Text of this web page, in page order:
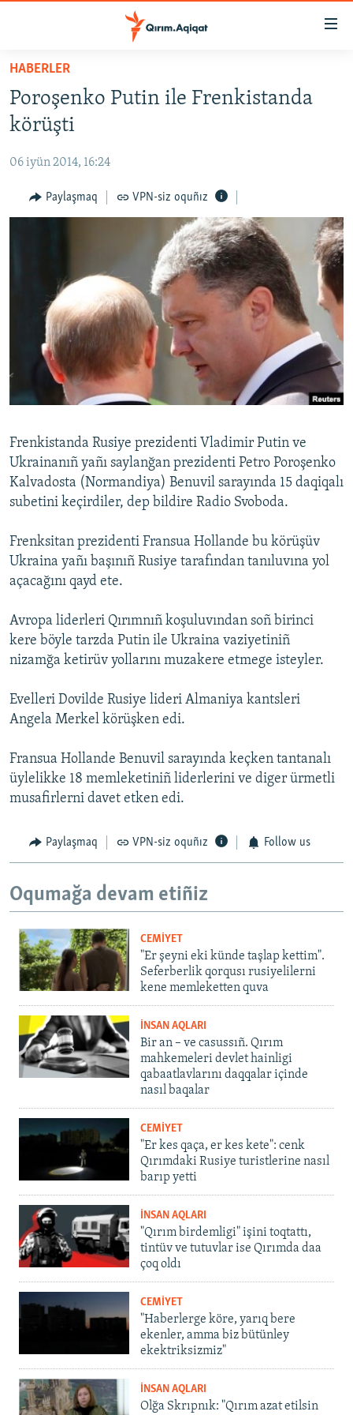
Esas
qaytmaq
Baş
navigatsiyağa
qaytmaq
qaytmaq
SİYASET
İQTİSADİYAT
CEMİYET
MEDENİYET
BLOGLAR
FİKİR
Русский
Українською
QOŞULIÑIZ!
HABERLER
Poroşenko Putin ile Frenkistanda
körüşti
06 iyün 2014, 16:24
Paylaşmaq VPN-siz oquñız
Frenkistanda Rusiye prezidenti Vladimir Putin ve
Ukrainanıñ yañı saylanğan prezidenti Petro Poroşenko
Kalvadosta (Normandiya) Benuvil sarayında 15 daqiqalı
subetini keçirdiler, dep bildire Radio Svoboda.
Frenksitan prezidenti Fransua Hollande bu körüşüv
Ukraina yañı başınıñ Rusiye tarafından tanıluvına yol
açacağını qayd ete.
Avropa liderleri Qırımnıñ koşuluvından soñ birinci
kere böyle tarzda Putin ile Ukraina vaziyetiniñ
nizamğa ketirüv yollarını muzakere etmege isteyler.
Evelleri Dovilde Rusiye lideri Almaniya kantsleri
Angela Merkel körüşken edi.
Fransua Hollande Benuvil sarayında keçken tantanalı
üylelikke 18 memleketiniñ liderlerini ve diger ürmetli
musafirlerni davet etken edi.
Paylaşmaq VPN-siz oquñız Follow us
Oqumağa devam etiñiz
CEMİYET
"Er şeyni eki künde taşlap kettim".
Seferberlik qorqusı rusiyelilerni
kene memleketten quva
İNSAN AQLARI
Bir an – ve casussıñ. Qırım
mahkemeleri devlet hainligi
qabaatlavlarını daqqalar içinde
nasıl baqalar
CEMİYET
"Er kes qaça, er kes kete": cenk
Qırımdaki Rusiye turistlerine nasıl
barıp yetti
İNSAN AQLARI
"Qırım birdemligi" işini toqtattı,
tintüv ve tutuvlar ise Qırımda daa
çoq oldı
CEMİYET
"Haberlerge köre, yarıq bere
ekenler, amma biz bütünley
ekektriksizmiz"
İNSAN AQLARI
Olğa Skrıpnık: "Qırım azat etilsin